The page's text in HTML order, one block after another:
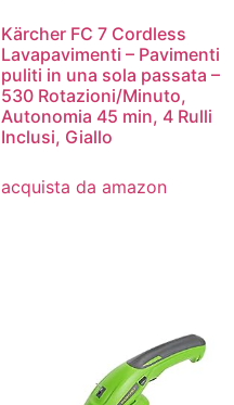
Kärcher FC 7 Cordless
Lavapavimenti – Pavimenti
puliti in una sola passata –
530 Rotazioni/Minuto,
Autonomia 45 min, 4 Rulli
Inclusi, Giallo
acquista da amazon